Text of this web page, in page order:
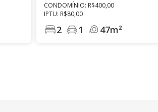
CONDOMÍNIO: R$400,00
IPTU: R$80,00
2 1 47m²